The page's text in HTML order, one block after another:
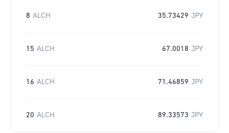
8 ALCH 35.73429 JPY
15 ALCH 67.0018 JPY
16 ALCH 71.46859 JPY
20 ALCH 89.33573 JPY